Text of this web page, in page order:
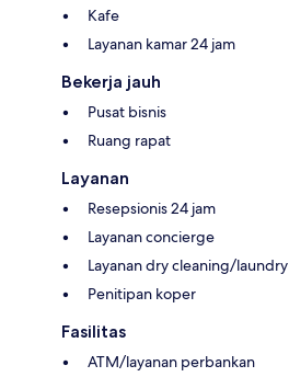
Kafe
Layanan kamar 24 jam
Bekerja jauh
Pusat bisnis
Ruang rapat
Layanan
Resepsionis 24 jam
Layanan concierge
Layanan dry cleaning/laundry
Penitipan koper
Fasilitas
ATM/layanan perbankan